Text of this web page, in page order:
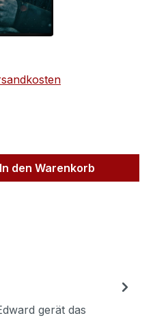
den
In den Warenkorb
gerät das